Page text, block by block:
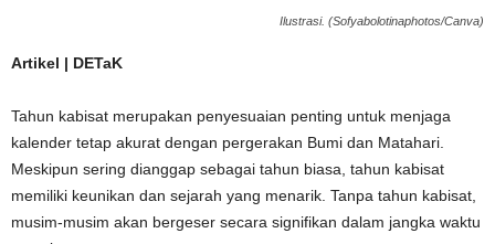
Ilustrasi. (Sofyabolotinaphotos/Canva)
Artikel | DETaK
Tahun kabisat merupakan penyesuaian penting untuk menjaga
kalender tetap akurat dengan pergerakan Bumi dan Matahari.
Meskipun sering dianggap sebagai tahun biasa, tahun kabisat
memiliki keunikan dan sejarah yang menarik. Tanpa tahun kabisat,
musim-musim akan bergeser secara signifikan dalam jangka waktu